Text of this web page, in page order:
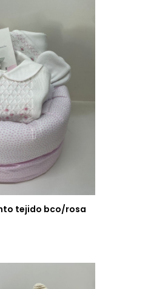
tejido bco/rosa